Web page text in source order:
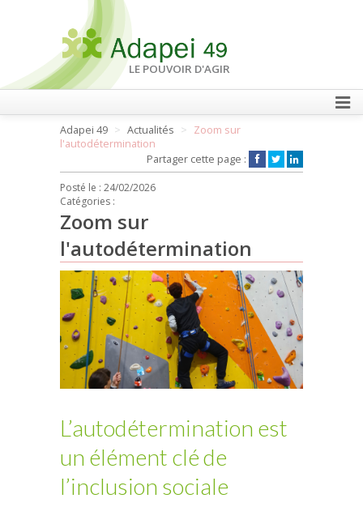
LE POUVOIR D'AGIR
FAIRE UN DON
Adapei 49 Actualités
Zoom sur
l'autodétermination
Partager cette page :
Posté le : 24/02/2026
Catégories :
Zoom sur
l'autodétermination
L’autodétermination est
un élément clé de
l’inclusion sociale